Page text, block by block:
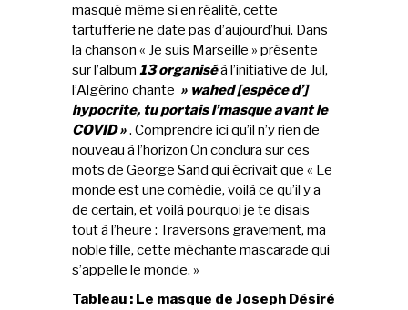
masqué même si en réalité, cette
tartufferie ne date pas d’aujourd’hui. Dans
la chanson « Je suis Marseille » présente
sur l’album 13 organiséà l’initiative de Jul,
l’Algérino chante » wahed [espèce d’]
hypocrite, tu portais l’masque avant le
COVID ». Comprendre ici qu’il n’y rien de
nouveau à l’horizon On conclura sur ces
mots de George Sand qui écrivait que « Le
monde est une comédie, voilà ce qu’il y a
de certain, et voilà pourquoi je te disais
tout à l’heure : Traversons gravement, ma
noble fille, cette méchante mascarade qui
s’appelle le monde. »
Tableau : Le masque de Joseph Désiré